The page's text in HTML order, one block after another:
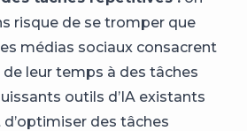
risque de se tromper que
médias sociaux consacrent
leur temps à des tâches
outils d’IA existants
des tâches